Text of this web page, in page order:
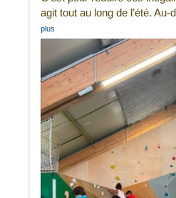
agit tout au long de l’été.
plus